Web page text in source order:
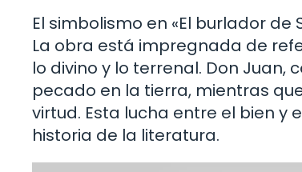
El simbolismo en «El burlador
La obra está impregnada de
lo divino y lo terrenal. Don
pecado en la tierra, mientras
virtud. Esta lucha entre el bien y
historia de la literatura.